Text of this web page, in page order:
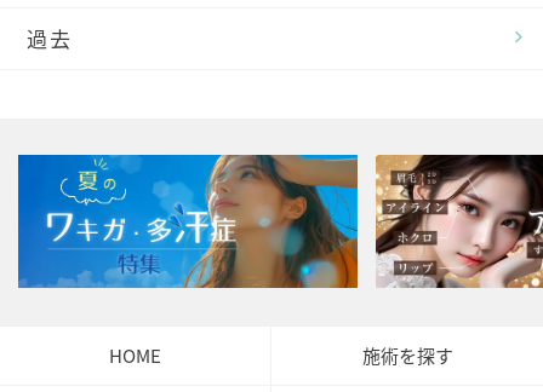
過去
HOME 施術を探す